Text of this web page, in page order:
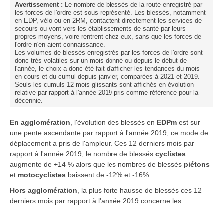
Avertissement :
Le nombre de blessés de la route enregistré par
les forces de l'ordre est sous-représenté. Les blessés, notamment
en EDP, vélo ou en 2RM, contactent directement les services de
secours ou vont vers les établissements de santé par leurs
propres moyens, voire rentrent chez eux, sans que les forces de
l'ordre n'en aient connaissance.
Les volumes de blessés enregistrés par les forces de l'ordre sont
donc très volatiles sur un mois donné ou depuis le début de
l'année, le choix a donc été fait d'afficher les tendances du mois
en cours et du cumul depuis janvier, comparées à 2021 et 2019.
Seuls les cumuls 12 mois glissants sont affichés en évolution
relative par rapport à l'année 2019 pris comme référence pour la
décennie.
En agglomération , l'évolution des blessés en EDPm est sur
une pente ascendante par rapport à l'année 2019, ce mode de
déplacement a pris de l'ampleur. Ces 12 derniers mois par
rapport à l'année 2019, le nombre de blessés cyclistes
augmente de +14 % alors que les nombres de blessés piétons
et motocyclistes baissent de -12% et -16%.
Hors agglomération , la plus forte hausse de blessés ces 12
derniers mois par rapport à l'année 2019 concerne les